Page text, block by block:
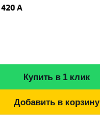
420 A
Купить в 1 клик
Добавить в корзину